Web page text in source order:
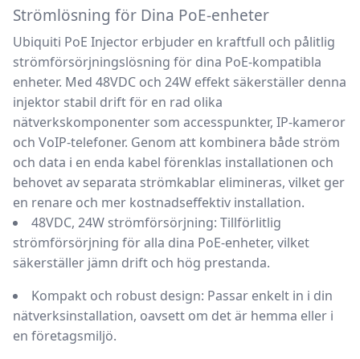
Strömlösning för Dina PoE-enheter
Ubiquiti PoE Injector erbjuder en kraftfull och pålitlig
strömförsörjningslösning för dina PoE-kompatibla
enheter. Med 48VDC och 24W effekt säkerställer denna
injektor stabil drift för en rad olika
nätverkskomponenter som accesspunkter, IP-kameror
och VoIP-telefoner. Genom att kombinera både ström
och data i en enda kabel förenklas installationen och
behovet av separata strömkablar elimineras, vilket ger
en renare och mer kostnadseffektiv installation.
48VDC, 24W strömförsörjning: Tillförlitlig
strömförsörjning för alla dina PoE-enheter, vilket
säkerställer jämn drift och hög prestanda.
Kompakt och robust design: Passar enkelt in i din
nätverksinstallation, oavsett om det är hemma eller i
en företagsmiljö.